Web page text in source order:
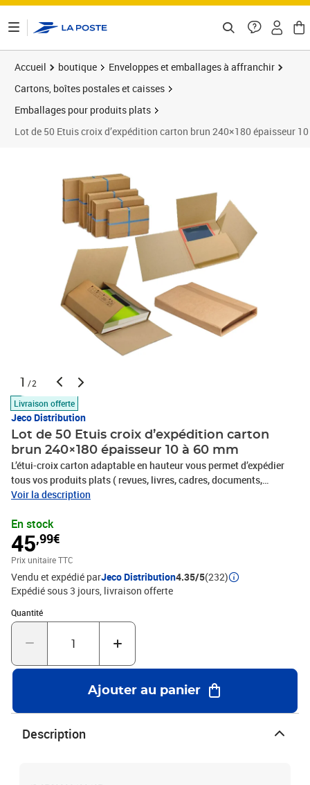
Accueil boutique
Enveloppes et emballages à affranchir
Cartons, boîtes postales et caisses
Emballages pour produits plats
Lot de 50 Etuis croix d’expédition carton brun 240×180 épaisseur
1 /2
Livraison offerte
Jeco Distribution
Lot de 50 Etuis croix d’expédition carton
brun 240×180 épaisseur 10 à 60 mm
L’étui-croix carton adaptable en hauteur vous permet d’expédier
tous vos produits plats ( revues, livres, cadres, documents,
tablettes…) sous haute protection grâce à ses rebords renforcés.
l’épaisseur de votre produit entre 1 et 6 centimètres. Fermeture
conseillée par ruban adhésif ou cerclage. Adapté à
l’affranchissement courrier ( sous réserve de l’épaisseur du
produit) – Montage facile et rapide – Livrée à plat pour gain de
place- Parfaite adhérence pour tous types d’adhésifs.
Voir la description
En stock
45,99€
Prix unitaire TTC
Vendu et expédié parJeco Distribution4.35/5(232)
Expédié sous 3 jours livraison offerte
Quantité
Quantité : 1
Ajouter au panier
Description